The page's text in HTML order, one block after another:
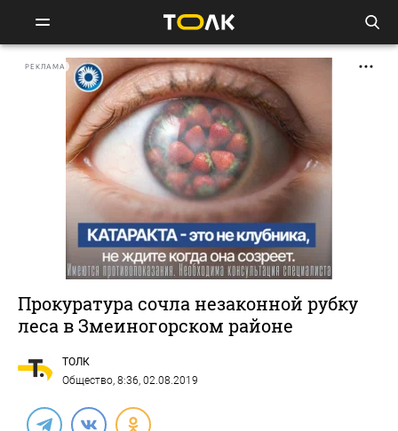
РЕКЛАМА
Прокуратура сочла незаконной рубку
леса в Змеиногорском районе
ТОЛК
Общество, 8:36, 02.08.2019